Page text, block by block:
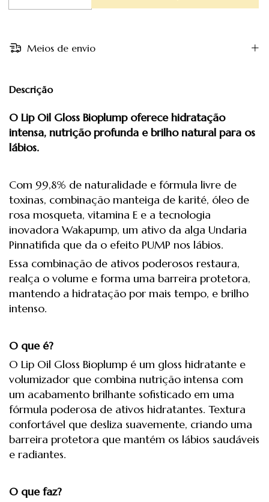
Meios de envio
Descrição
O Lip Oil Gloss Bioplump oferece hidratação
intensa, nutrição profunda e brilho natural para os
lábios.
Com 99,8% de naturalidade e fórmula livre de
toxinas, combinação manteiga de karité, óleo de
rosa mosqueta, vitamina E e a tecnologia
inovadora Wakapump, um ativo da alga Undaria
Pinnatifida que da o efeito PUMP nos lábios.
Essa combinação de ativos poderosos restaura,
realça o volume e forma uma barreira protetora,
mantendo a hidratação por mais tempo, e brilho
intenso.
O que é?
O Lip Oil Gloss Bioplump é um gloss hidratante e
volumizador que combina nutrição intensa com
um acabamento brilhante sofisticado em uma
fórmula poderosa de ativos hidratantes. Textura
confortável que desliza suavemente, criando uma
barreira protetora que mantém os lábios saudáveis
e radiantes.
O que faz?